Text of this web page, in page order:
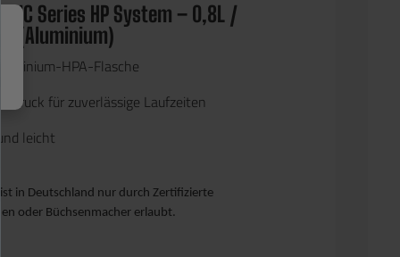
Series HP System – 0,8L /
(Aluminium)
HPA-Flasche
für zuverlässige Laufzeiten
leicht
ist in Deutschland nur durch Zertifizierte
oder Büchsenmacher erlaubt.